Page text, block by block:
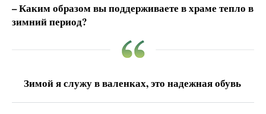
– Каким образом вы поддерживаете в храме тепло в
зимний период?
Зимой я служу в валенках, это надежная обувь